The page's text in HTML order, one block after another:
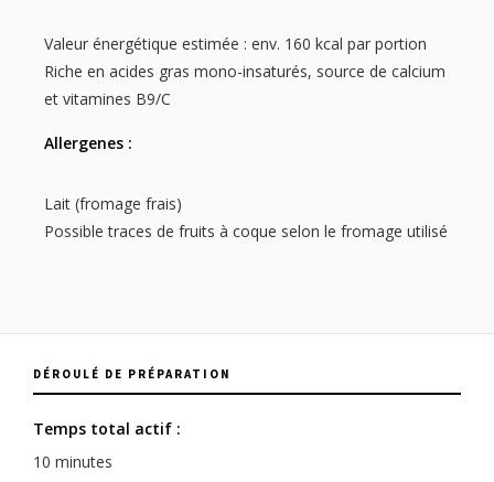
Valeur énergétique estimée : env. 160 kcal par portion
Riche en acides gras mono-insaturés, source de calcium
et vitamines B9/C
Allergenes :
Lait (fromage frais)
Possible traces de fruits à coque selon le fromage utilisé
DÉROULÉ DE PRÉPARATION
Temps total actif :
10 minutes